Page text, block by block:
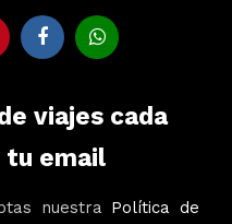
viajes cada
tu email
nuestra Política de